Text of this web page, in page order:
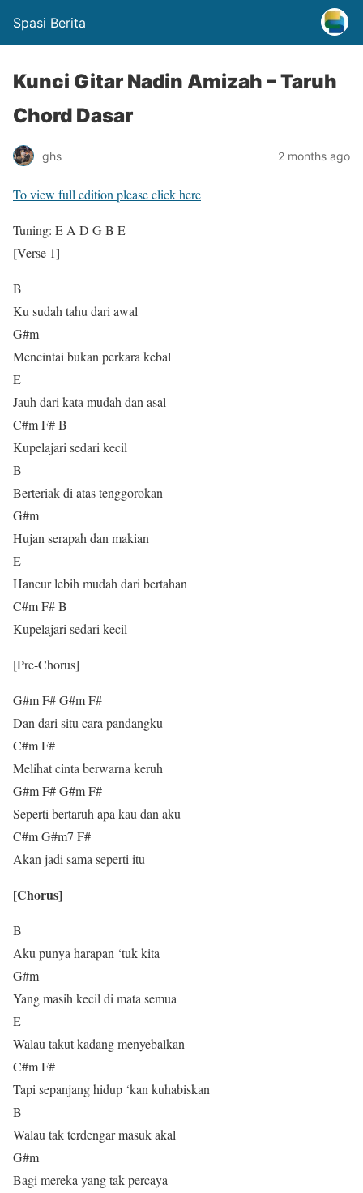
Spasi Berita
Kunci Gitar Nadin Amizah – Taruh
Chord Dasar
ghs 2 months ago
To view full edition please click here
Tuning: E A D G B E
[Verse 1]
B
Ku sudah tahu dari awal
G#m
Mencintai bukan perkara kebal
E
Jauh dari kata mudah dan asal
C#m F# B
Kupelajari sedari kecil
B
Berteriak di atas tenggorokan
G#m
Hujan serapah dan makian
E
Hancur lebih mudah dari bertahan
C#m F# B
Kupelajari sedari kecil
[Pre-Chorus]
G#m F# G#m F#
Dan dari situ cara pandangku
C#m F#
Melihat cinta berwarna keruh
G#m F# G#m F#
Seperti bertaruh apa kau dan aku
C#m G#m7 F#
Akan jadi sama seperti itu
[Chorus]
B
Aku punya harapan ‘tuk kita
G#m
Yang masih kecil di mata semua
E
Walau takut kadang menyebalkan
C#m F#
Tapi sepanjang hidup ‘kan kuhabiskan
B
Walau tak terdengar masuk akal
G#m
Bagi mereka yang tak percaya